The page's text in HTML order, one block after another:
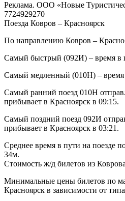
Реклама. ООО «Новые
7724929270
Поезда Ковров – Красноярск
По направлению Ковров –
Самый быстрый (092И) – время в
Самый медленный (010Н) – время
Самый ранний поезд 010Н
прибывает в Красноярск в 09:15.
Самый поздний поезд 092И
прибывает в Красноярск в 03:21.
Среднее время в пути на поезде
34м.
Стоимость ж/д билетов из
Минимальные цены билетов по
Красноярск в зависимости от